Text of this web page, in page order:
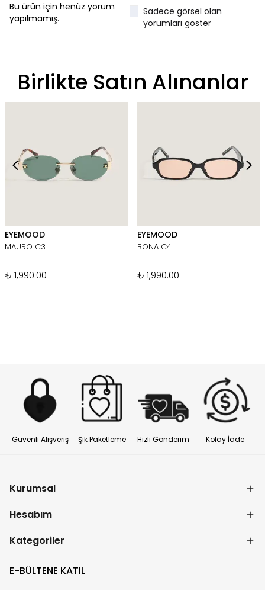
Bu ürün için henüz yorum
yapılmamış.
Sadece görsel olan
yorumları göster
Birlikte Satın Alınanlar
EYEMOOD
MAURO C3
₺ 1,990.00
EYEMOOD
BONA C4
₺ 1,990.00
Güvenli Alışveriş Şık Paketleme Hızlı Gönderim Kolay İade
Kurumsal
Hesabım
Kategoriler
E-BÜLTENE KATIL